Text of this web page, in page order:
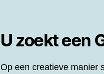
U zoekt een
Op een creatieve manier